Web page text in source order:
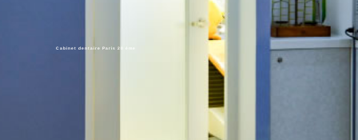
Cabinet dentaire Paris 20 ème